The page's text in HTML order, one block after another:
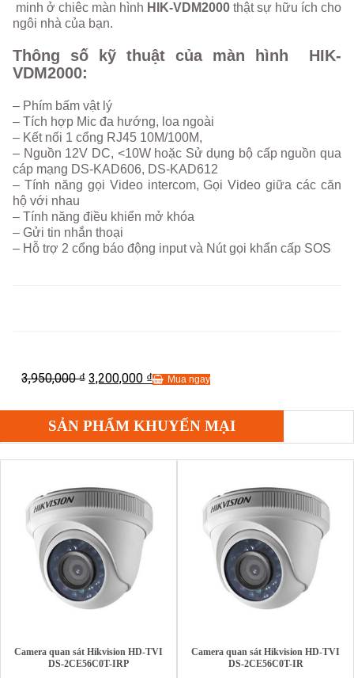
minh ở chiêc màn hình HIK-VDM2000 thật sự hữu ích cho
ngôi nhà của bạn.
Thông số kỹ thuật của màn hình HIK-
VDM2000:
– Phím bấm vật lý
– Tích hợp Mic đa hướng, loa ngoài
– Kết nối 1 cổng RJ45 10M/100M,
– Nguồn 12V DC, <10W hoặc Sử dụng bộ cấp nguồn qua
cáp mạng DS-KAD606, DS-KAD612
– Tính năng gọi Video intercom, Gọi Video giữa các căn
hộ với nhau
– Tính năng điều khiển mở khóa
– Gửi tin nhắn thoại
– Hỗ trợ 2 cổng báo động input và Nút gọi khẩn cấp SOS
3,950,000₫ 3,200,000 ₫ Mua ngay
SẢN PHẨM KHUYẾN MẠI
Camera quan sát Hikvision HD-TVI
DS-2CE56C0T-IRP
Camera quan sát Hikvision HD-TVI
DS-2CE56C0T-IR